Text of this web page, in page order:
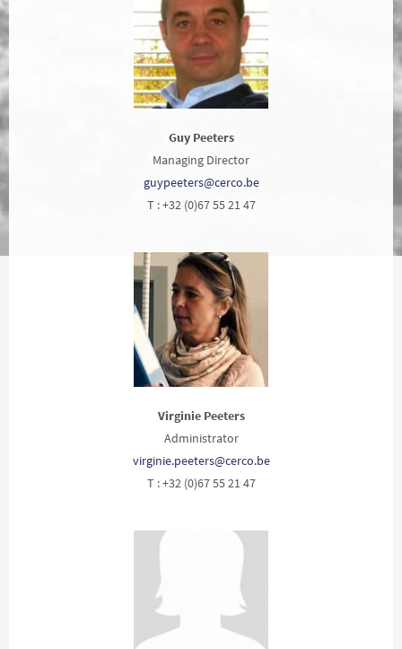
Guy Peeters
Managing Director
guypeeters@cerco.be
T : +32 (0)67 55 21 47
Virginie Peeters
Administrator
virginie.peeters@cerco.be
T : +32 (0)67 55 21 47